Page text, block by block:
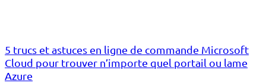
5 trucs et astuces en ligne de commande Microsoft
Cloud pour trouver n’importe quel portail ou lame
Azure